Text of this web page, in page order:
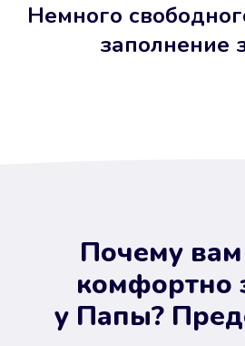
Немного
заполнение
Почему
комфортно
у Папы?